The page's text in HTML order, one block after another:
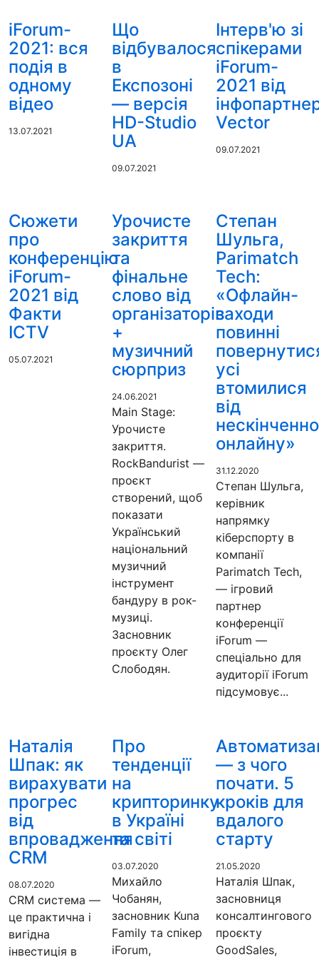
iForum-
2021: вся
подія в
одному
відео
13.07.2021
Що
відбувалося
в
Експозоні
— версія
HD-Studio
UA
09.07.2021
Інтерв'ю зі
спікерами
iForum-
2021 від
Vector
09.07.2021
Сюжети
про
конференцію
iForum-
2021 від
Факти
ICTV
05.07.2021
Урочисте
закриття
та
фінальне
слово від
організаторів
+
музичний
сюрприз
24.06.2021
Main Stage:
Урочисте
закриття.
RockBandurist —
проєкт
створений, щоб
показати
Український
національний
музичний
інструмент
бандуру в рок-
музиці.
Засновник
проєкту Олег
Слободян.
Степан
Шульга,
Parimatch
Tech:
«Офлайн-
заходи
повинні
усі
втомилися
від
онлайну»
31.12.2020
Степан Шульга,
керівник
напрямку
кіберспорту в
компанії
Parimatch Tech,
— ігровий
партнер
конференції
iForum —
спеціально для
аудиторії iForum
підсумовує...
Наталія
Шпак: як
вирахувати
прогрес
від
впровадження
CRM
08.07.2020
CRM система —
це практична і
вигідна
інвестиція в
Про
тенденції
на
крипторинку
в Україні
та світі
03.07.2020
Михайло
Чобанян,
засновник Kuna
Family та спікер
iForum,
— з чого
почати. 5
кроків для
вдалого
старту
21.05.2020
Наталія Шпак,
засновниця
консалтингового
проєкту
GoodSales,